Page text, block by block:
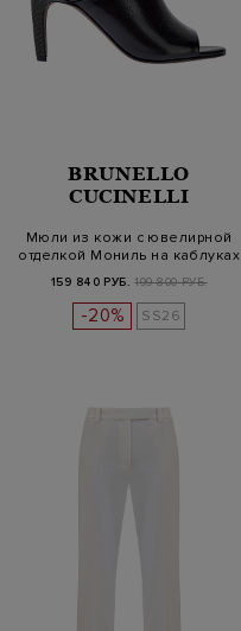
BRUNELLO
CUCINELLI
Мюли из кожи с ювелирной
отделкой Мониль на каблуках
159 840 РУБ. 199 800 РУБ.
-20% SS26